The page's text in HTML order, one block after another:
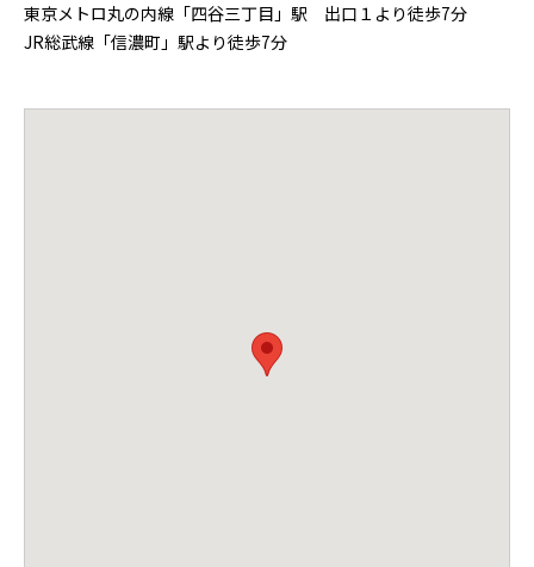
東京メトロ丸の内線「四谷三丁目」駅 出口１より徒歩7分
JR総武線「信濃町」駅より徒歩7分